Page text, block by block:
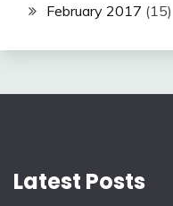
February 2017 (15)
Latest Posts